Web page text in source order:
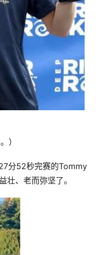
）
分52秒完赛的Tommy
、老而弥坚了。